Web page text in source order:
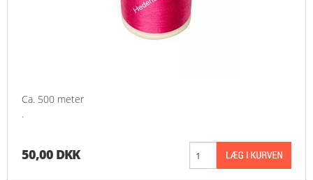
Ca. 500 meter
.
50,00 DKK